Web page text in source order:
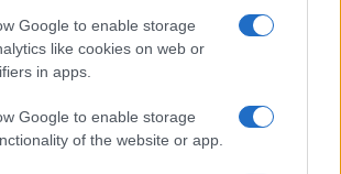
Google to enable storage
like cookies on web or
in apps.
Google to enable storage
of the website or app.
het is en hoe het werkt
van Investeren in Bitcoin en